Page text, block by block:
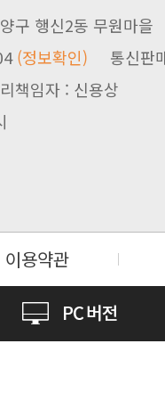
야 합니다.
구 행신2동 무원마을
(정보확인) 통신판
책임자 : 신용상
이용약관